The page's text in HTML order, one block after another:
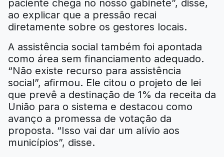
paciente chega no nosso gabinete”, disse,
ao explicar que a pressão recai
diretamente sobre os gestores locais.
A assistência social também foi apontada
como área sem financiamento adequado.
“Não existe recurso para assistência
social”, afirmou. Ele citou o projeto de lei
que prevê a destinação de 1% da receita da
União para o sistema e destacou como
avanço a promessa de votação da
proposta. “Isso vai dar um alívio aos
municípios”, disse.